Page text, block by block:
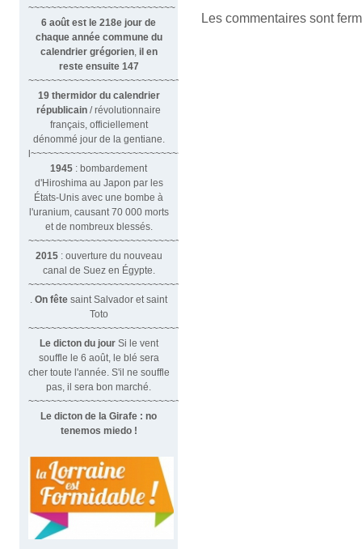
~~~~~~~~~~~~~~~~~~~~~~~~~~
6 août est le 218e jour de
chaque année commune du
calendrier grégorien il en
reste ensuite 147
~~~~~~~~~~~~~~~~~~~~~~~~~~~~~~~~
19 thermidor du calendrier
républicain / révolutionnaire
français, officiellement
dénommé jour de la gentiane.
l~~~~~~~~~~~~~~~~~~~~~~~~~~~
1945 : bombardement
d'Hiroshima au Japon par les
États-Unis avec une bombe à
l'uranium, causant 70 000 morts
et de nombreux blessés.
~~~~~~~~~~~~~~~~~~~~~~~~~~~~~~~
2015 : ouverture du nouveau
canal de Suez en Égypte.
~~~~~~~~~~~~~~~~~~~~~~~~~~~~~~~~~~~~
On fêtesaint Salvador et saint
Toto
~~~~~~~~~~~~~~~~~~~~~~~~~~~~~~
Le dicton du jour Si le vent
souffle le 6 août, le blé sera
cher toute l'année. S'il ne souffle
pas, il sera bon marché.
~~~~~~~~~~~~~~~~~~~~~~~~~~~~~~~
Le dicton de la Girafe : no
tenemos miedo !
Les commentaires sont